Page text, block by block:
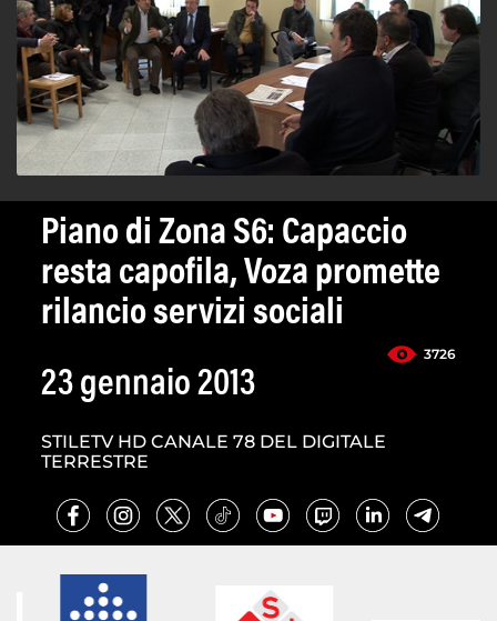
Piano di Zona S6: Capaccio
resta capofila, Voza promette
rilancio servizi sociali
3726
23 gennaio 2013
STILETV HD CANALE 78 DEL DIGITALE
TERRESTRE